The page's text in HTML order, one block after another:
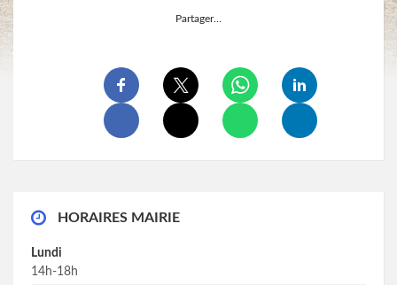
Partager…
HORAIRES MAIRIE
Lundi
14h-18h